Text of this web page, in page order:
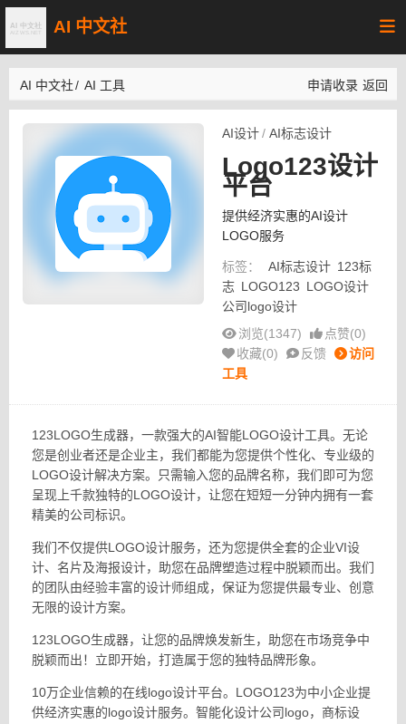
AI 中文社
AI 中文社/ AI 工具 申请收录 返回
AI设计/ AI标志设计
Logo123设计
平台
提供经济实惠的AI设计
LOGO服务
标签： AI标志设计 123标
志 LOGO123 LOGO设计
公司logo设计
浏览(1347)
点赞(0)
收藏(0) 反馈
访问
工具
123LOGO生成器，一款强大的AI智能LOGO设计工具。无论
您是创业者还是企业主，我们都能为您提供个性化、专业级的
LOGO设计解决方案。只需输入您的品牌名称，我们即可为您
呈现上千款独特的LOGO设计，让您在短短一分钟内拥有一套
精美的公司标识。
我们不仅提供LOGO设计服务，还为您提供全套的企业VI设
计、名片及海报设计，助您在品牌塑造过程中脱颖而出。我们
的团队由经验丰富的设计师组成，保证为您提供最专业、创意
无限的设计方案。
123LOGO生成器，让您的品牌焕发新生，助您在市场竞争中
脱颖而出！立即开始，打造属于您的独特品牌形象。
10万企业信赖的在线logo设计平台。LOGO123为中小企业提
供经济实惠的logo设计服务。智能化设计公司logo，商标设